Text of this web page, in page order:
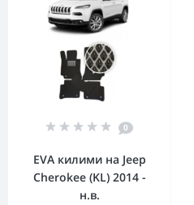
0
EVA килими на Jeep
Cherokee (KL) 2014 -
н.в.